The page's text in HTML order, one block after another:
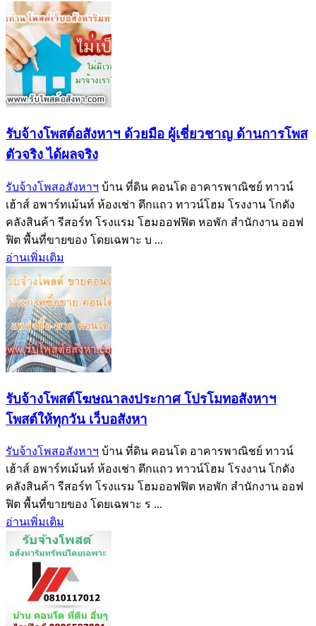
รับจ้างโพสต์อสังหาฯ ด้วยมือ ผู้เชี่ยวชาญ ด้านการโพส
ตัวจริง ได้ผลจริง‎
รับจ้างโพสอสังหาฯ บ้าน ที่ดิน คอนโด อาคารพาณิชย์ ทาวน์
เฮ้าส์ อพาร์ทเม้นท์ ห้องเช่า ตึกแถว ทาวน์โฮม โรงงาน โกดัง
คลังสินค้า รีสอร์ท โรงแรม โฮมออฟฟิต หอพัก สำนักงาน ออฟ
ฟิต พื้นที่ขายของ โดยเฉพาะ บ ...
อ่านเพิ่มเติม
รับจ้างโพสต์โฆษณาลงประกาศ โปรโมทอสังหาฯ
โพสต์ให้ทุกวัน เว็บอสังหา
รับจ้างโพสอสังหาฯ บ้าน ที่ดิน คอนโด อาคารพาณิชย์ ทาวน์
เฮ้าส์ อพาร์ทเม้นท์ ห้องเช่า ตึกแถว ทาวน์โฮม โรงงาน โกดัง
คลังสินค้า รีสอร์ท โรงแรม โฮมออฟฟิต หอพัก สำนักงาน ออฟ
ฟิต พื้นที่ขายของ โดยเฉพาะ ร ...
อ่านเพิ่มเติม